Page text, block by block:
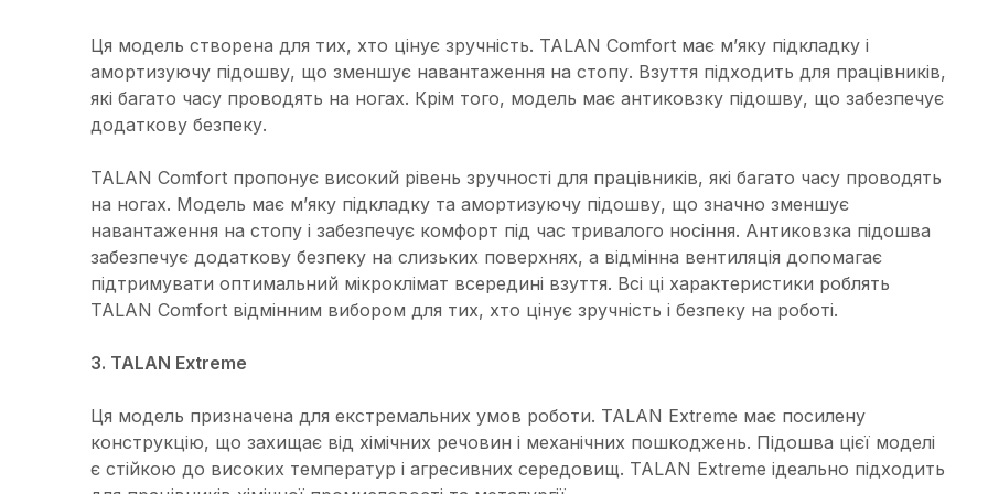
Ця модель створена для тих, хто цінує зручність. TALAN Comfort має м’яку підкладку і
амортизуючу підошву, що зменшує навантаження на стопу. Взуття підходить для працівників,
які багато часу проводять на ногах. Крім того, модель має антиковзку підошву, що забезпечує
додаткову безпеку.
TALAN Comfort пропонує високий рівень зручності для працівників, які багато часу проводять
на ногах. Модель має м’яку підкладку та амортизуючу підошву, що значно зменшує
навантаження на стопу і забезпечує комфорт під час тривалого носіння. Антиковзка підошва
забезпечує додаткову безпеку на слизьких поверхнях, а відмінна вентиляція допомагає
підтримувати оптимальний мікроклімат всередині взуття. Всі ці характеристики роблять
TALAN Comfort відмінним вибором для тих, хто цінує зручність і безпеку на роботі.
3. TALAN Extreme
Ця модель призначена для екстремальних умов роботи. TALAN Extreme має посилену
конструкцію, що захищає від хімічних речовин і механічних пошкоджень. Підошва цієї моделі
є стійкою до високих температур і агресивних середовищ. TALAN Extreme ідеально підходить